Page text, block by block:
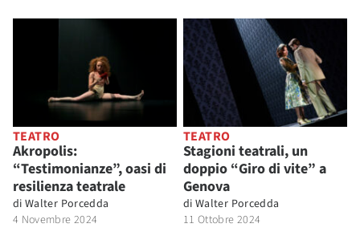
TEATRO
Akropolis:
“Testimonianze”, oasi di
resilienza teatrale
di Walter Porcedda
4 Novembre 2024
TEATRO
Stagioni teatrali, un
doppio “Giro di vite” a
Genova
di Walter Porcedda
11 Ottobre 2024